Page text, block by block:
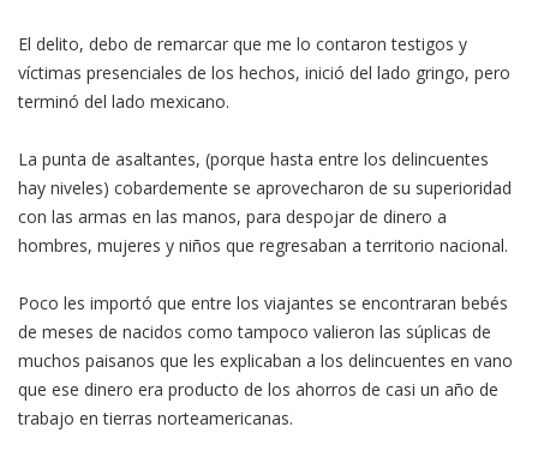
El delito, debo de remarcar que me lo contaron testigos y
víctimas presenciales de los hechos, inició del lado gringo, pero
terminó del lado mexicano.
La punta de asaltantes, (porque hasta entre los delincuentes
hay niveles) cobardemente se aprovecharon de su superioridad
con las armas en las manos, para despojar de dinero a
hombres, mujeres y niños que regresaban a territorio nacional.
Poco les importó que entre los viajantes se encontraran bebés
de meses de nacidos como tampoco valieron las súplicas de
muchos paisanos que les explicaban a los delincuentes en vano
que ese dinero era producto de los ahorros de casi un año de
trabajo en tierras norteamericanas.